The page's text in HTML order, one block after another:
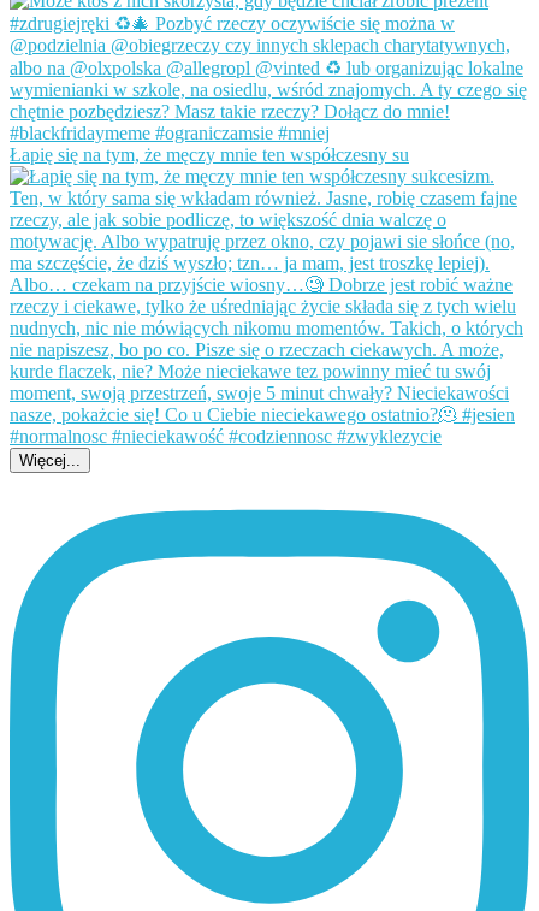
Łapię się na tym, że męczy mnie ten współczesny su
Więcej...